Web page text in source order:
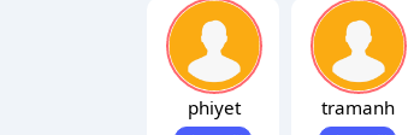
phiyet tramanh